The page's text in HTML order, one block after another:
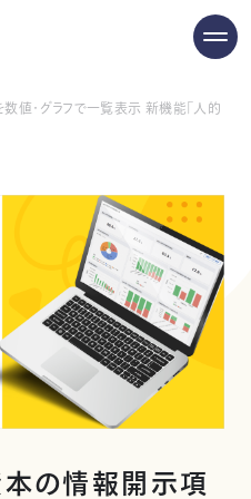
値・グラフで一覧表示 新機能「人的
本の情報開示項